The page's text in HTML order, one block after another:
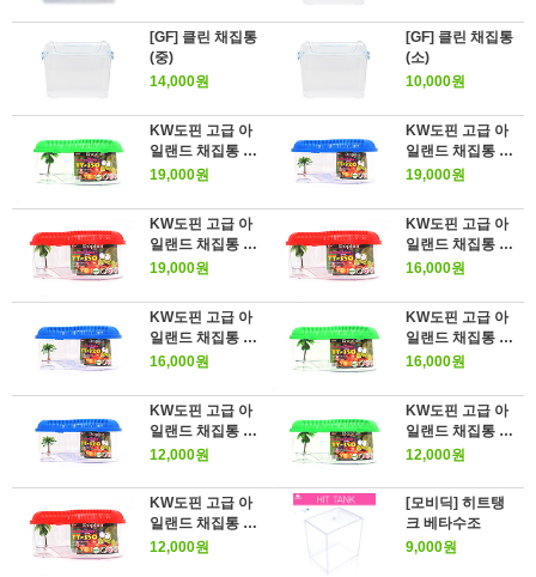
[GF] 클린 채집통
(중)
14,000원
[GF] 클린 채집통
(소)
10,000원
KW도핀 고급 아
일랜드 채집통 대
[TT-350, 그린]
19,000원
KW도핀 고급 아
일랜드 채집통 대
[TT-350, 블루]
19,000원
KW도핀 고급 아
일랜드 채집통 대
[TT-350, 레드]
19,000원
KW도핀 고급 아
일랜드 채집통 중
[TT-320, 레드]
16,000원
KW도핀 고급 아
일랜드 채집통 중
[TT-320, 블루]
16,000원
KW도핀 고급 아
일랜드 채집통 중
[TT-320, 그린]
16,000원
KW도핀 고급 아
일랜드 채집통 소
[TT-220, 블루]
12,000원
KW도핀 고급 아
일랜드 채집통 소
[TT-220, 그린]
12,000원
KW도핀 고급 아
일랜드 채집통 소
[TT-220, 레드]
12,000원
[모비딕] 히트탱
크 베타수조
9,000원